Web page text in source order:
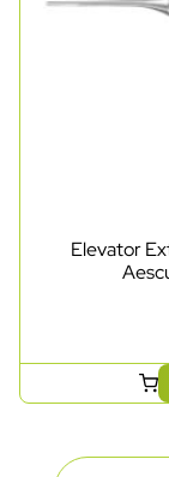
Elevator